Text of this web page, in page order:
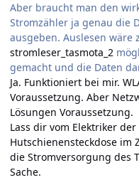
Aber braucht man den
Stromzähler ja genau die
ausgeben. Auslesen wäre
stromleser_tasmota_2
gemacht und die Daten
Ja. Funktioniert bei mir.
Voraussetzung. Aber
Lösungen Voraussetzung.
Lass dir vom Elektriker der
Hutschienensteckdose im
die Stromversorgung des
Sache.